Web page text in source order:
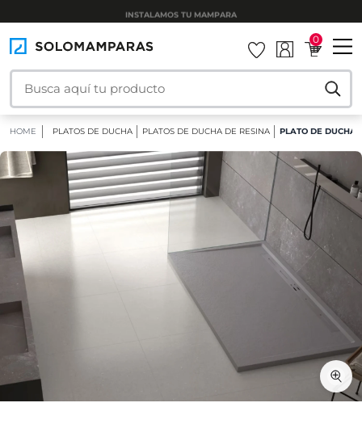
INSTALAMOS TU MAMPARA
0
HOME PLATOS DE DUCHA PLATOS DE DUCHA DE RESINA PLATO DE DUCHA